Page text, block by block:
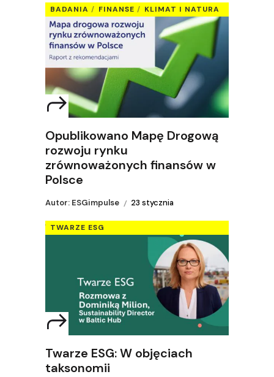
BADANIA FINANSE KLIMAT I NATURA
Opublikowano Mapę Drogową
rozwoju rynku
zrównoważonych finansów w
Polsce
Autor: ESGimpulse 23 stycznia
TWARZE ESG
Twarze ESG: W objęciach
taksonomii